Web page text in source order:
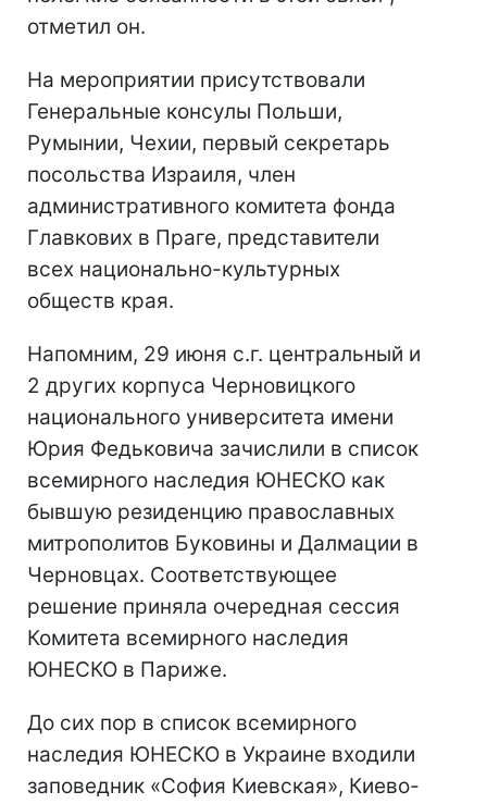
отметил он.
На мероприятии присутствовали
Генеральные консулы Польши,
Румынии, Чехии, первый секретарь
посольства Израиля, член
административного комитета фонда
Главкових в Праге, представители
всех национально-культурных
обществ края.
Напомним, 29 июня с.г. центральный и
2 других корпуса Черновицкого
национального университета имени
Юрия Федьковича зачислили в список
всемирного наследия ЮНЕСКО как
бывшую резиденцию православных
митрополитов Буковины и Далмации в
Черновцах. Соответствующее
решение приняла очередная сессия
Комитета всемирного наследия
ЮНЕСКО в Париже.
До сих пор в список всемирного
наследия ЮНЕСКО в Украине входили
заповедник «София Киевская», Киево-